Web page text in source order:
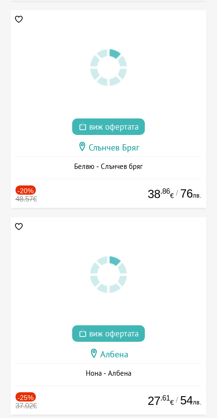
виж офертата
Слънчев Бряг
Белвю - Слънчев бряг
-20%
48.57€ 38.86
€ / 76лв.
виж офертата
Албена
Нона - Албена
-25%
37.02€ 27.61
€ / 54лв.